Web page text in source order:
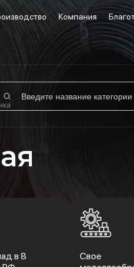
Компания
в 8
Свое